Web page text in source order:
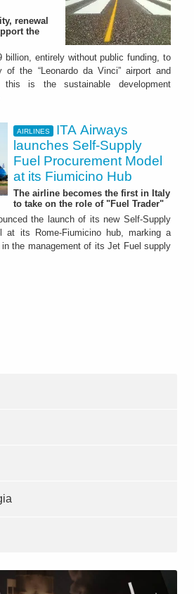
renewal
the
entirely without public funding, to
of the “Leonardo da Vinci” airport and
is the sustainable development
AIRLINES
ITA Airways
launches Self-Supply
Fuel Procurement Model
at its Fiumicino Hub
The airline becomes the first in Italy
to take on the role of "Fuel Trader"
the launch of its new Self-Supply
at its Rome-Fiumicino hub, marking a
the management of its Jet Fuel supply